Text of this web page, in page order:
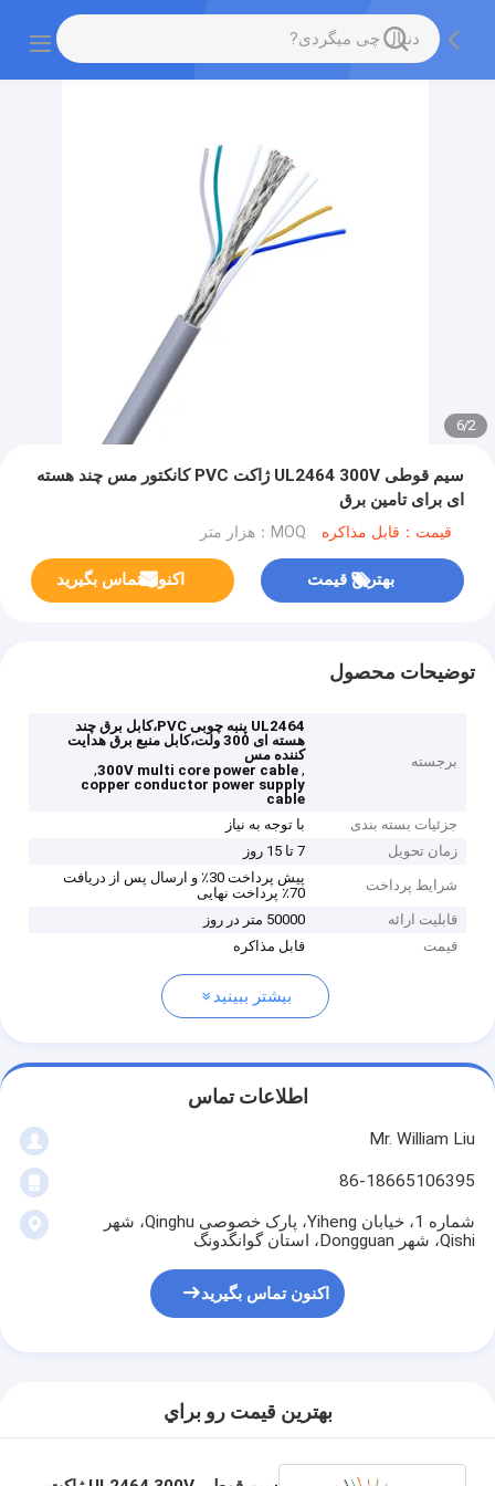
2
/
6
سیم قوطی UL2464 300V ژاکت PVC کانکتور مس چند هسته
ای برای تامین برق
قیمت：قابل مذاکره MOQ：هزار متر
بهترین قیمت اکنون تماس بگیرید
توضیحات محصول
برجسته
UL2464 پنبه چوبی PVC،کابل برق چند
هسته ای 300 ولت،کابل منبع برق هدایت
کننده مس
,
300V multi core power cable
,
copper conductor power supply
cable
جزئیات بسته بندی
با توجه به نیاز
زمان تحویل
7 تا 15 روز
شرایط پرداخت
پیش پرداخت 30٪ و ارسال پس از دریافت
70٪ پرداخت نهایی
قابلیت ارائه
50000 متر در روز
قیمت
قابل مذاکره
بیشتر ببینید
اطلاعات تماس
Mr. William Liu
86-18665106395
شماره 1، خیابان Yiheng، پارک خصوصی Qinghu، شهر
Qishi، شهر Dongguan، استان گوانگدونگ
اکنون تماس بگیرید
بهترين قيمت رو براي